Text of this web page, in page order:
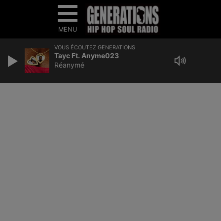
MENU
VOUS ÉCOUTEZ GENERATIONS
Tayc Ft. Anyme023
Réanymé